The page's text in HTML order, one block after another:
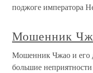
поджоге императора
Мошенник
Мошенник Чжао и его
большие